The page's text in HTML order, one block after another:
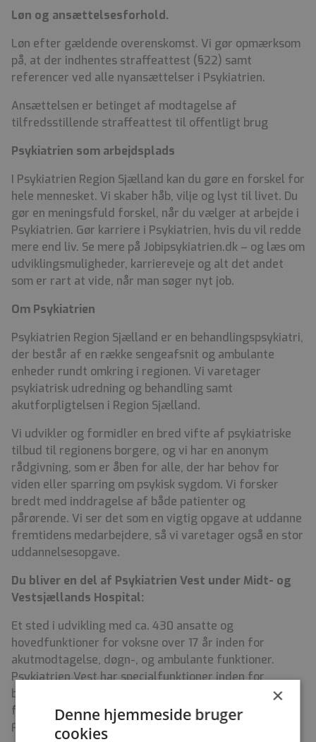
Løn og ansættelsesforhold.
Løn efter gældende overenskomst. Vi gør opmærksom
på, at der indhentes straffeattest (§22) samt
referencer ved alle nyansættelser i Psykiatrien.
Ansættelsen er betinget af modtagelse af
tilfredsstillende straffeattest til offentligt brug
Psykiatrien som arbejdsplads
I Psykiatrien Region Sjælland kan du gøre en forskel for
hele mennesket. Vi skaber håb, vilje og lyst til livet. Du
gør en meningsfuld forskel, når du vælger at arbejde i
Psykiatrien. Gør karriere i Psykiatrien, hvis du vil redde
mere end liv. Se mere på Jobipsykiatrien.dk – og læs om
udviklingsmuligheder, karriereveje og alt det andet
som er rart at vide, når man søger nyt job.
Om Psykiatrien
Psykiatrien Region Sjælland er en behandlingspsykiatri,
der består af en række sengeafsnit og ambulante
enheder rundt omkring i regionen. Vi varetager
psykiatrisk udredning og behandling samt
akutforpligtelsen i Region Sjælland.
Vi udvikler og formidler en bred vifte af psykiatriske
tilbud til regionens borgere, og vi har en anonym
rådgivning, som er åben for alle, der har behov for
viden eller sparring om psykisk sygdom. Vi forsker
bredt med inddragelse af både patienter og
pårørende. Vi ser det som en vigtig opgave at uddanne
fremtidens medarbejdere, så vi varetager også en stor
uddannelsesopgave.
Du bliver en del af Psykiatrien Vest under Midt- og
Vestsjællands Hospital:
Et sted i udvikling med ca. 430 ansatte og
hovedfunktioner for voksne over 17 år inden for
akutmodtagelse, døgn-, og ambulante funktioner.
Psykiatrien Vest har specialfunktioner inden for
behandling af affektive tilstande, traumatiserede
flygtninge, PTSD og oligofreni. Vi har etableret en
Fusionsklinik/Steno-diabetes-psykiatrienhed og har
×
Denne hjemmeside bruger
cookies